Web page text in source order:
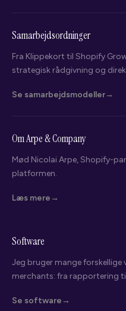
Samarbejdsordninger
Fra Klippekort til Shopify
strategisk rådgivning og
Se samarbejdsmodeller
Om Arpe & Company
Mød Nicolai Arpe, Shopify-
platformen.
Læs mere
Software
Jeg bruger mange
merchants: fra rapportering til
Se software
Vælg det der passer bedst - så
Overvejer migrering til